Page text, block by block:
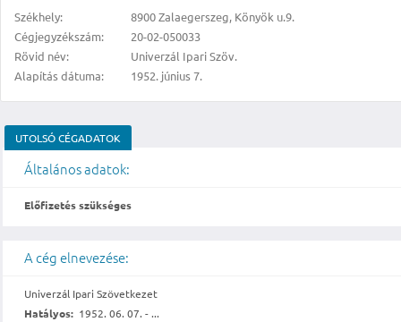
Székhely:
8900 Zalaegerszeg, Könyök u.9.
Cégjegyzékszám:
20-02-050033
Rövid név:
Univerzál Ipari Szöv.
Alapítás dátuma:
1952. június 7.
UTOLSÓ CÉGADATOK
Általános adatok:
Előfizetés szükséges
A cég elnevezése:
Univerzál Ipari Szövetkezet
Hatályos: 1952. 06. 07. - ...